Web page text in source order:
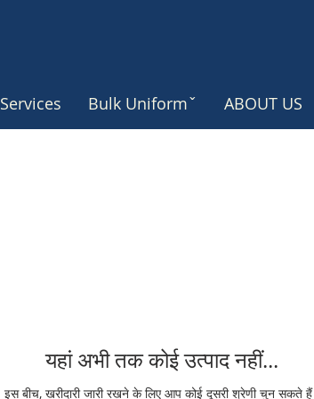
Services Bulk Uniformˇ ABOUT US
यहां अभी तक कोई उत्पाद नहीं...
इस बीच, खरीदारी जारी रखने के लिए आप कोई दूसरी श्रेणी चुन सकते